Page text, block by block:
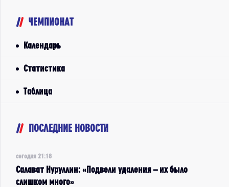
ЧЕМПИОНАТ
Календарь
Статистика
Таблица
ПОСЛЕДНИЕ НОВОСТИ
сегодня 21:18
Салават Нуруллин: «Подвели удаления – их было
слишком много»